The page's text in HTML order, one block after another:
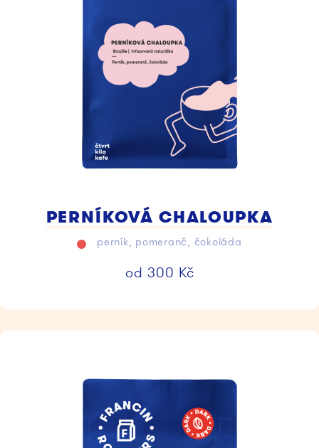
PERNÍKOVÁ CHALOUPKA
perník, pomeranč, čokoláda
od 300 Kč